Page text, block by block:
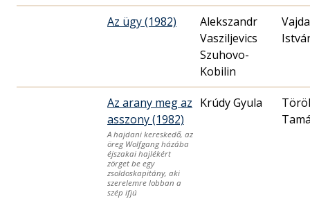
Az ügy (1982)
Alekszandr
Vasziljevics
Szuhovo-
Kobilin
Vajda
Az arany meg az
asszony (1982)
A hajdani kereskedő, az
öreg Wolfgang házába
éjszakai hajlékért
zörget be egy
zsoldoskapitány, aki
szerelemre lobban a
szép ifjú
Krúdy Gyula